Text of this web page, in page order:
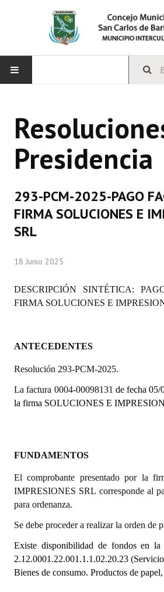
CONCEJO
Bloques Políticos
Comisiones Permanentes
Comisiones Especiales
LEGISLACIÓN
Constitución Provincial
Carta Orgánica 2007
Reglamento Interno
DOCUMENTOS
Informes de Gestión
Proyectos Presentados
Dictámenes Asesoría Letrada
Actas de Sesión
Presidencia
293-PCM-2025-PAGO
FIRMA SOLUCIONES E
SRL
18 Junio 2025
DESCRIPCIÓN SINTÉTICA:
FIRMA SOLUCIONES E
ANTECEDENTES
Resolución 293-PCM-2025.
La factura 0004-00098131 de fecha 05/
la firma SOLUCIONES E
FUNDAMENTOS
El comprobante presentado por la
IMPRESIONES SRL corresponde al
para ordenanza.
Se debe proceder a realizar la orden de
Existe disponibilidad de fondos en la
2.12.0001.22.001.1.1.02.20.23
Bienes de consumo. Productos de